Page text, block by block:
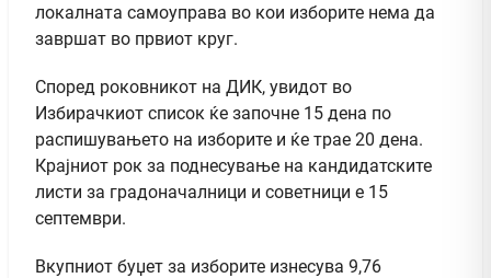
локалната самоуправа во кои изборите нема да
завршат во првиот круг.
Според роковникот на ДИК, увидот во
Избирачкиот список ќе започне 15 дена по
распишувањето на изборите и ќе трае 20 дена.
Крајниот рок за поднесување на кандидатските
листи за градоначалници и советници е 15
септември.
Вкупниот буџет за изборите изнесува 9,76